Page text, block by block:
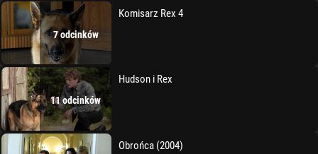
7 odcinków
Komisarz Rex 4
11 odcinków
Hudson i Rex
Obrońca (2004)